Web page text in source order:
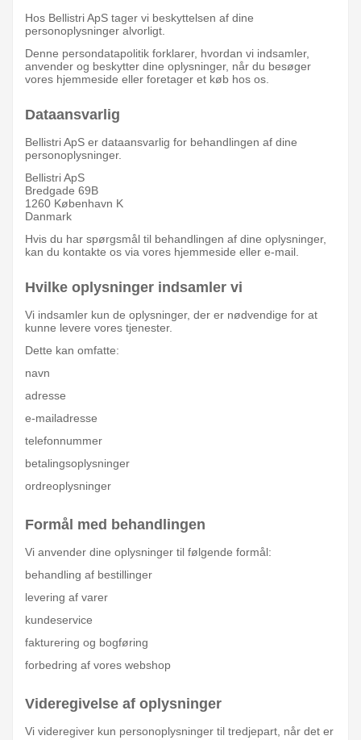
Hos Bellistri ApS tager vi beskyttelsen af dine
personoplysninger alvorligt.
Denne persondatapolitik forklarer, hvordan vi indsamler,
anvender og beskytter dine oplysninger, når du besøger
vores hjemmeside eller foretager et køb hos os.
Dataansvarlig
Bellistri ApS er dataansvarlig for behandlingen af dine
personoplysninger.
Bellistri ApS
Bredgade 69B
1260 København K
Danmark
Hvis du har spørgsmål til behandlingen af dine oplysninger,
kan du kontakte os via vores hjemmeside eller e-mail.
Hvilke oplysninger indsamler vi
Vi indsamler kun de oplysninger, der er nødvendige for at
kunne levere vores tjenester.
Dette kan omfatte:
navn
adresse
e-mailadresse
telefonnummer
betalingsoplysninger
ordreoplysninger
Formål med behandlingen
Vi anvender dine oplysninger til følgende formål:
behandling af bestillinger
levering af varer
kundeservice
fakturering og bogføring
forbedring af vores webshop
Videregivelse af oplysninger
Vi videregiver kun personoplysninger til tredjepart, når det er